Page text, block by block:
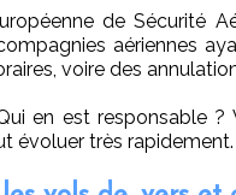
de Sécurité
aériennes
voire des
en est responsable ?
évoluer très rapidement.